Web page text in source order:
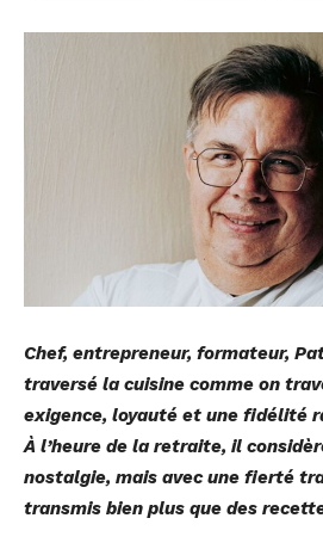
Chef, entrepreneur, formateur,
traversé la cuisine comme on
exigence, loyauté et une fidélité
À l’heure de la retraite, il
nostalgie, mais avec une fierté
transmis bien plus que des